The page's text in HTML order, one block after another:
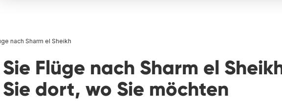
nach Sharm el Sheikh
Flüge nach Sharm el
dort, wo Sie möchten